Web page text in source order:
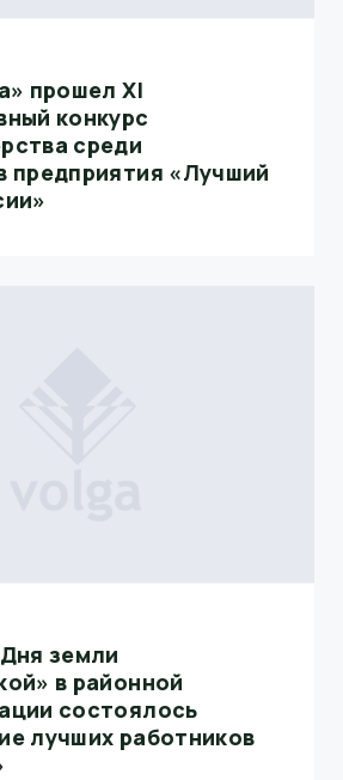
прошел XI
конкурс
среди
предприятия «Лучший
земли
в районной
состоялось
лучших работников